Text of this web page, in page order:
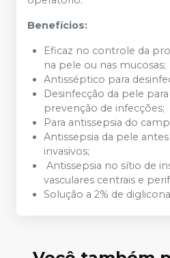
Benefícios:
Eficaz no controle da
na pele ou nas mucosas;
Antisséptico para
Desinfecção da pele
prevenção de infecções;
Para antissepsia do
Antissepsia da pele
invasivos;
Antissepsia no sítio de
vasculares centrais e
Solução a 2% de